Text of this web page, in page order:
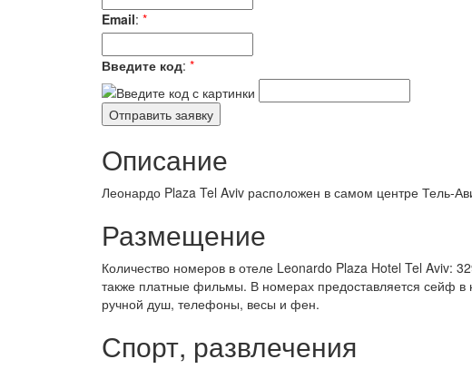
Email: *
Введите код: *
Описание
Леонардо Plaza Tel Aviv расположен в самом центре Тель-
Размещение
Количество номеров в отеле Leonardo Plaza Hotel Tel Aviv:
также платные фильмы. В номерах предоставляется сейф
ручной душ, телефоны, весы и фен.
Спорт, развлечения